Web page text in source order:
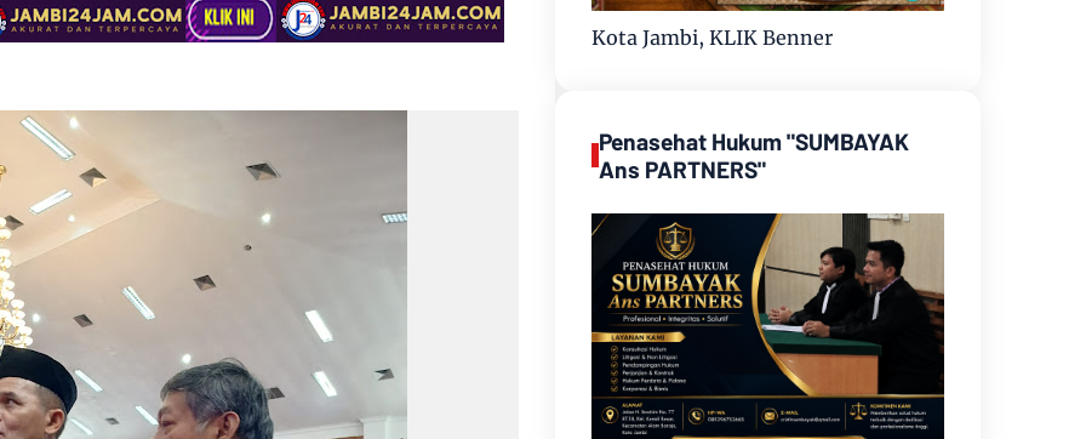
Kota Jambi, KLIK Benner
Penasehat Hukum "SUMBAYAK
Ans PARTNERS"